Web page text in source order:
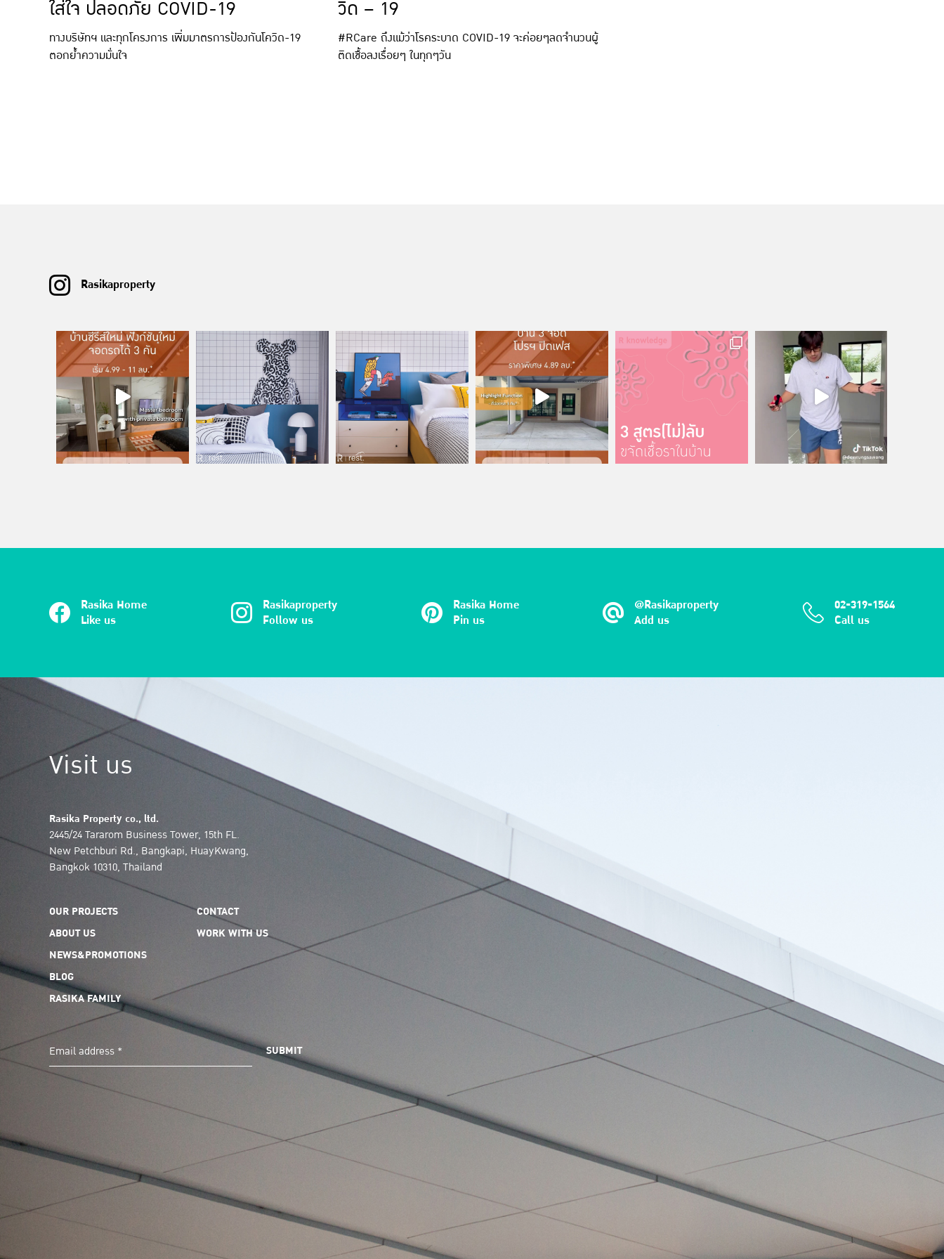
ใส่ใจ ปลอดภัย COVID-19
ทางบริษัทฯ และทุกโครงการ เพิ่มมาตรการป้องกันโควิด-19
ตอกย้ำความมั่นใจ
วิด – 19
#RCare ถึงแม้ว่าโรคระบาด COVID-19 จะค่อยๆลดจำนวนผู้
ติดเชื้อลงเรื่อยๆ ในทุกๆวัน
Rasikaproperty
Rasika Home
Like us
Rasikaproperty
Follow us
Rasika Home
Pin us
@Rasikaproperty
Add us
02-319-1564
Call us
Visit us
Rasika Property co., ltd.
2445/24 Tararom Business Tower, 15th FL.
New Petchburi Rd., Bangkapi, HuayKwang,
Bangkok 10310, Thailand
OUR PROJECTS
ABOUT US
NEWS&PROMOTIONS
BLOG
RASIKA FAMILY
CONTACT
WORK WITH US
Email address * SUBMIT